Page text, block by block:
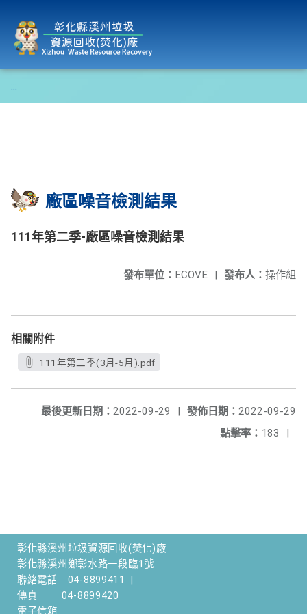
:::
廠區噪音檢測結果
111年第二季-廠區噪音檢測結果
發布人： 操作組
發布單位： ECOVE |
相關附件
111年第二季(3月-5月).pdf
發佈日期： 2022-09-29
最後更新日期： 2022-09-29
|
點擊率： 183 |
彰化縣溪州垃圾資源回收(焚化)廠
彰化縣溪州鄉彰水路一段臨1號
聯絡電話
04-8899411
傳真
04-8899420
電子信箱